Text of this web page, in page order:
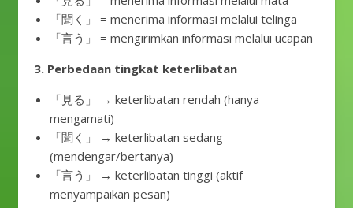
「聞く」 = menerima informasi melalui telinga
「言う」 = mengirimkan informasi melalui ucapan
3. Perbedaan tingkat keterlibatan
「見る」 → keterlibatan rendah (hanya
mengamati)
「聞く」 → keterlibatan sedang
(mendengar/bertanya)
「言う」 → keterlibatan tinggi (aktif
menyampaikan pesan)